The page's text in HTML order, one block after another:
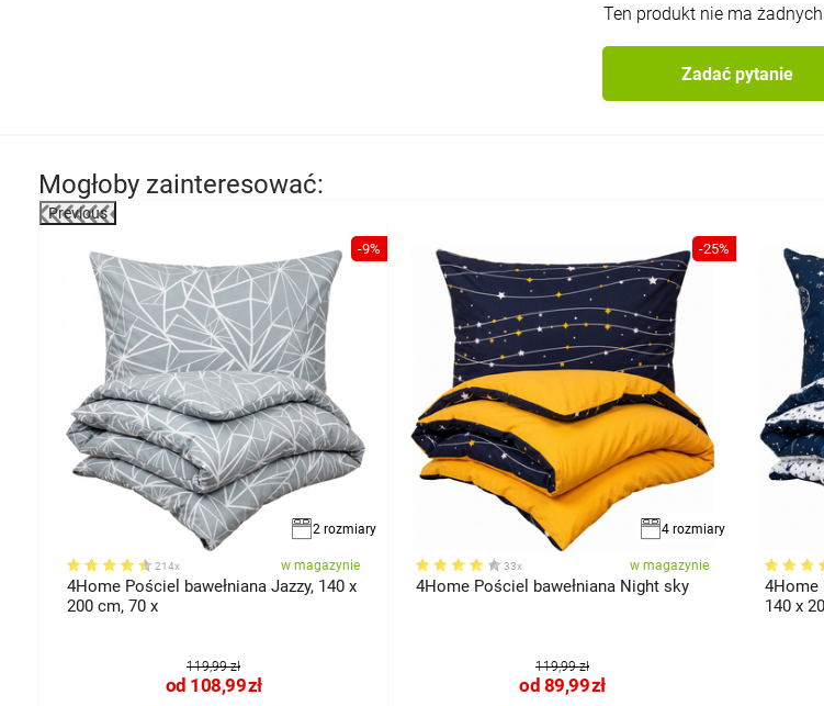
Ten produkt nie ma
Zadać pytanie
Mogłoby zainteresować:
Previous
-9%
2 rozmiary
214x w magazynie
4Home Pościel bawełniana Jazzy, 140 x
200 cm, 70 x
119,99 zł
od 108,99zł
-25%
4 rozmiary
33x w magazynie
4Home Pościel bawełniana Night sky
119,99 zł
od 89,99zł
4Home
140 x